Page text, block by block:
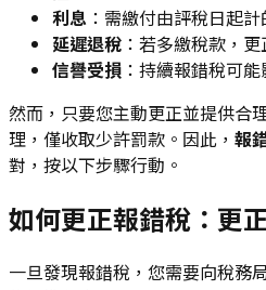
利息 ：需繳付由評稅日起計
延遲退稅 ：若多繳稅款，
信譽受損 ：持續報錯稅可
然而，只要您主動更正並提供合
理，僅收取少許罰款。因此， 報
對，按以下步驟行動。
如何更正報錯稅：更
一旦發現報錯稅，您需要向稅務